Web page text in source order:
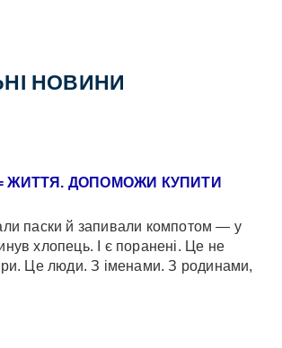
НОВИНИ
ЖИТТЯ. ДОПОМОЖИ КУПИТИ
паски й запивали компотом — у
хлопець. І є поранені. Це не
Це люди. З іменами. З родинами,